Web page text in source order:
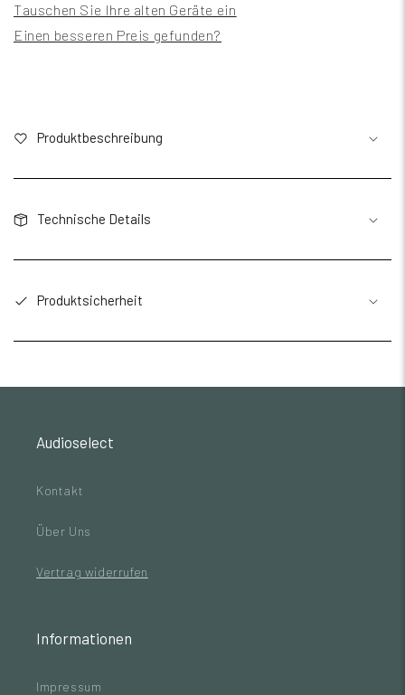
Tauschen Sie Ihre alten Geräte ein
Einen besseren Preis gefunden?
Produktbeschreibung
Technische Details
Produktsicherheit
Audioselect
Kontakt
Über Uns
Vertrag widerrufen
Informationen
Impressum